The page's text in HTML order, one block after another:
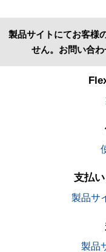
製品サイトにてお客様
せん。お問い合わ
支払
製品サ
製品